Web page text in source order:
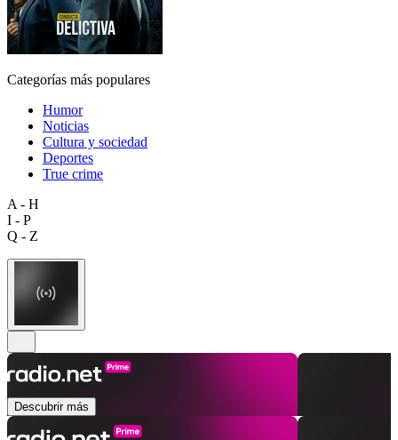
Categorías más populares
Humor
Noticias
Cultura y sociedad
Deportes
True crime
A - H
I - P
Q - Z
Descubrir más